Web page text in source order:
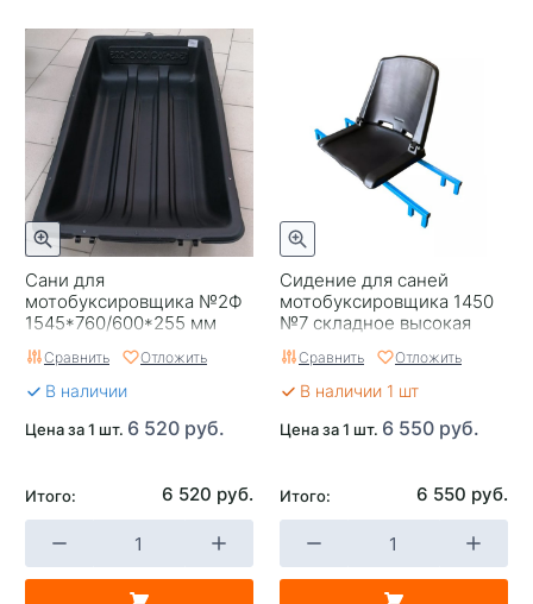
Сани для
мотобуксировщика №2Ф
1545*760/600*255 мм
Сравнить Отложить
В наличии
Цена за 1 шт. 6 520 руб.
Итого: 6 520 руб.
Сидение для саней
мотобуксировщика 1450
№7 складное высокая
спинка
Сравнить Отложить
В наличии 1 шт
Цена за 1 шт. 6 550 руб.
Итого: 6 550 руб.